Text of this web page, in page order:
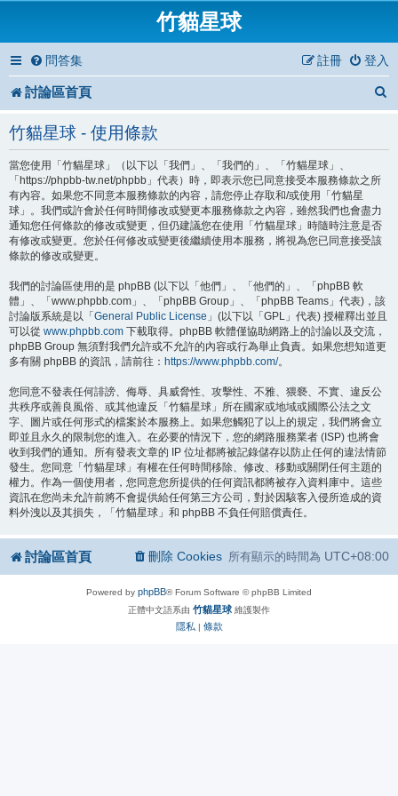
竹貓星球
問答集 登入
註冊
討論區首頁
竹貓星球 - 使用條款
當您使用「竹貓星球」（以下以「我們」、「我們的」、「竹貓星球」、
「https://phpbb-tw.net/phpbb」代表）時，即表示您已同意接受本服務條款之所
有內容。如果您不同意本服務條款的內容，請您停止存取和/或使用「竹貓星
球」。我們或許會於任何時間修改或變更本服務條款之內容，雖然我們也會盡力
通知您任何條款的修改或變更，但仍建議您在使用「竹貓星球」時隨時注意是否
有修改或變更。您於任何修改或變更後繼續使用本服務，將視為您已同意接受該
條款的修改或變更。
我們的討論區使用的是 phpBB (以下以「他們」、「他們的」、「phpBB 軟
體」、「www.phpbb.com」、「phpBB Group」、「phpBB Teams」代表)，該
討論版系統是以「 General Public License 」(以下以「GPL」代表) 授權釋出並且
可以從 www.phpbb.com 下載取得。phpBB 軟體僅協助網路上的討論以及交流，
phpBB Group 無須對我們允許或不允許的內容或行為舉止負責。如果您想知道更
多有關 phpBB 的資訊，請前往： https://www.phpbb.com/。
您同意不發表任何誹謗、侮辱、具威脅性、攻擊性、不雅、猥褻、不實、違反公
共秩序或善良風俗、或其他違反「竹貓星球」所在國家或地域或國際公法之文
字、圖片或任何形式的檔案於本服務上。如果您觸犯了以上的規定，我們將會立
即並且永久的限制您的進入。在必要的情況下，您的網路服務業者 (ISP) 也將會
收到我們的通知。所有發表文章的 IP 位址都將被記錄儲存以防止任何的違法情節
發生。您同意「竹貓星球」有權在任何時間移除、修改、移動或關閉任何主題的
權力。作為一個使用者，您同意您所提供的任何資訊都將被存入資料庫中。這些
資訊在您尚未允許前將不會提供給任何第三方公司，對於因駭客入侵所造成的資
料外洩以及其損失，「竹貓星球」和 phpBB 不負任何賠償責任。
討論區首頁 所有顯示的時間為 UTC+08:00
刪除 Cookies
Powered by phpBB® Forum Software © phpBB Limited
正體中文語系由 竹貓星球 維護製作
隱私 | 條款